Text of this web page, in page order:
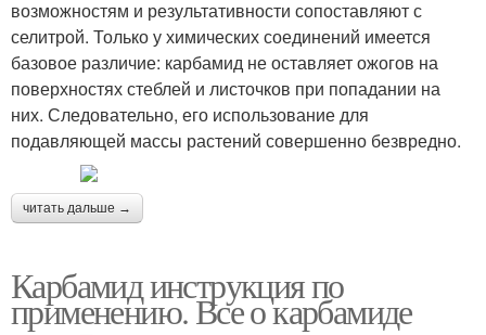
возможностям и результативности сопоставляют с
селитрой. Только у химических соединений имеется
базовое различие: карбамид не оставляет ожогов на
поверхностях стеблей и листочков при попадании на
них. Следовательно, его использование для
подавляющей массы растений совершенно безвредно.
читать дальше →
Карбамид инструкция по
применению. Все о карбамиде